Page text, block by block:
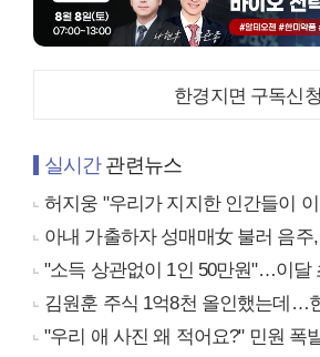
한경지면 구독신청
실시간관련뉴스
허지웅 "우리가 지지한 인간들이 이 꼴
아내 가출하자 성매매女 불러 음주
"소득 상관없이 1인 50만원"…이달
김원훈 주식 1억8천 올인했는데…
"우리 애 사진 왜 적어요?" 민원